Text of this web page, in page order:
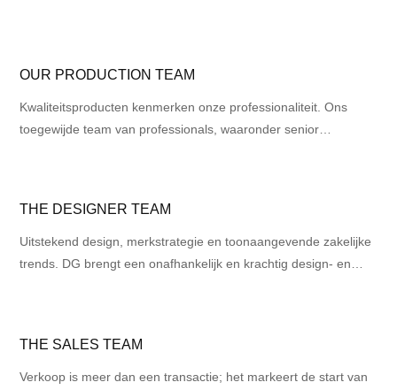
OUR PRODUCTION TEAM
Kwaliteitsproducten kenmerken onze professionaliteit. Ons
toegewijde team van professionals, waaronder senior
van kwaliteit en professionaliteit. Elk eindproduct getuigt van
onze toewijding en geeft uw merk een extra glans.
THE DESIGNER TEAM
Uitstekend design, merkstrategie en toonaangevende zakelijke
trends. DG brengt een onafhankelijk en krachtig design- en
kiezen voor design; het is ook een gezamenlijke beslissing om
voorop te lopen in de trends in de zakenwereld.
THE SALES TEAM
Verkoop is meer dan een transactie; het markeert de start van